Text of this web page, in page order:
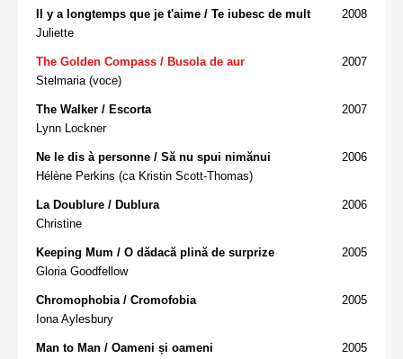
2008
Il y a longtemps que je t'aime / Te iubesc de mult
Juliette
2007
The Golden Compass / Busola de aur
Stelmaria (voce)
2007
The Walker / Escorta
Lynn Lockner
2006
Ne le dis à personne / Să nu spui nimănui
Hélène Perkins (ca Kristin Scott-Thomas)
2006
La Doublure / Dublura
Christine
2005
Keeping Mum / O dădacă plină de surprize
Gloria Goodfellow
2005
Chromophobia / Cromofobia
Iona Aylesbury
2005
Man to Man / Oameni și oameni